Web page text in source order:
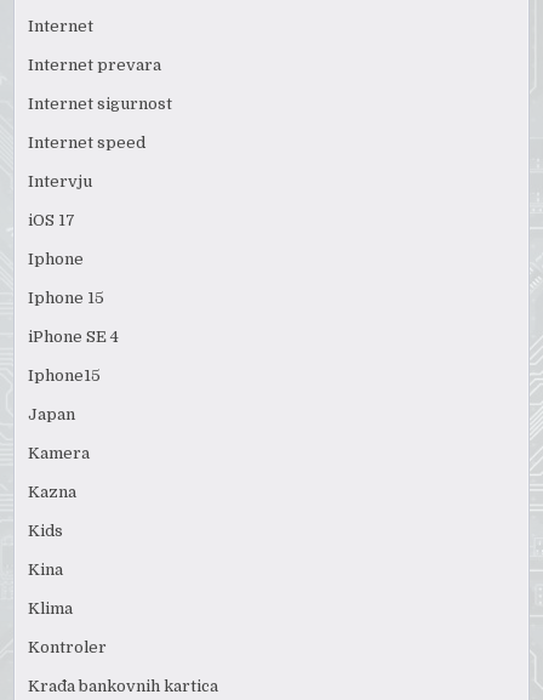
Internet
Internet prevara
Internet sigurnost
Internet speed
Intervju
iOS 17
Iphone
Iphone 15
iPhone SE 4
Iphone15
Japan
Kamera
Kazna
Kids
Kina
Klima
Kontroler
Krađa bankovnih kartica